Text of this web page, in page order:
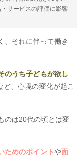
サービスの評価に影響
、それに伴って働き
のうち子どもが欲し
ど、心境の変化が起こ
のは20代の頃とは変
ためのポイントや面